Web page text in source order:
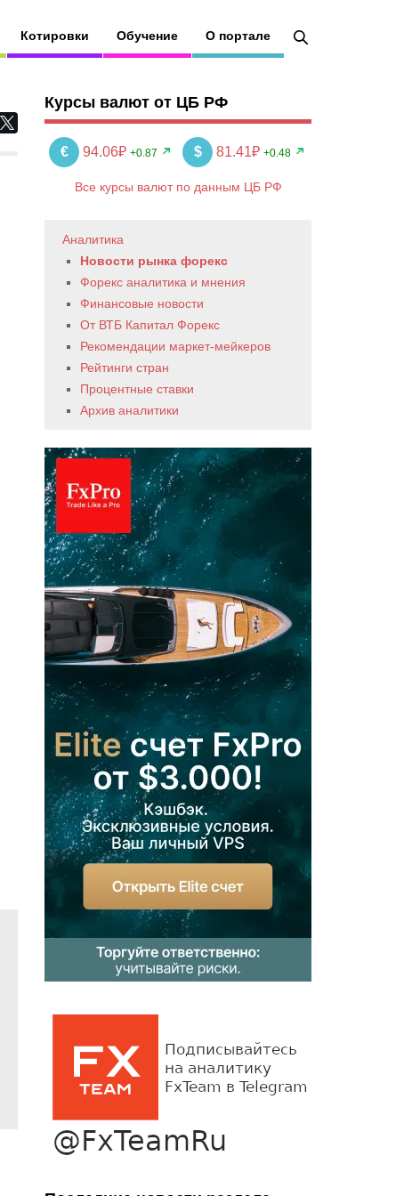
Котировки Обучение О портале
Курсы валют от ЦБ РФ
€ 94.06₽ +0.87 $ 81.41₽ +0.48
Все курсы валют по данным ЦБ РФ
Аналитика
Новости рынка форекс
Форекс аналитика и мнения
Финансовые новости
От ВТБ Капитал Форекс
Рекомендации маркет-мейкеров
Рейтинги стран
Процентные ставки
Архив аналитики